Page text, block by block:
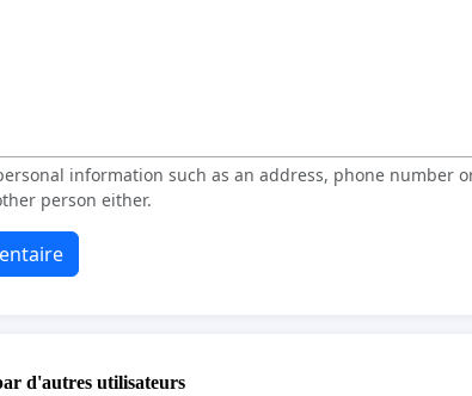
information such as an address, phone number
person either.
d'autres utilisateurs